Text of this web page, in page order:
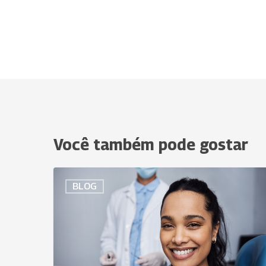
Você também pode gostar
BLOG